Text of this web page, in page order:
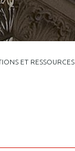
ET RESSOURCES